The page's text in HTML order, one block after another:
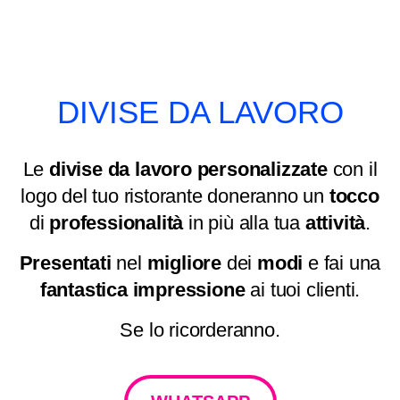
DIVISE DA LAVORO
Le divise da lavoro personalizzatecon il
logo del tuo ristorante doneranno un tocco
di professionalitàin più alla tua attività.
Presentati nel migliore dei modi e fai una
fantastica impressioneai tuoi clienti.
Se lo ricorderanno.